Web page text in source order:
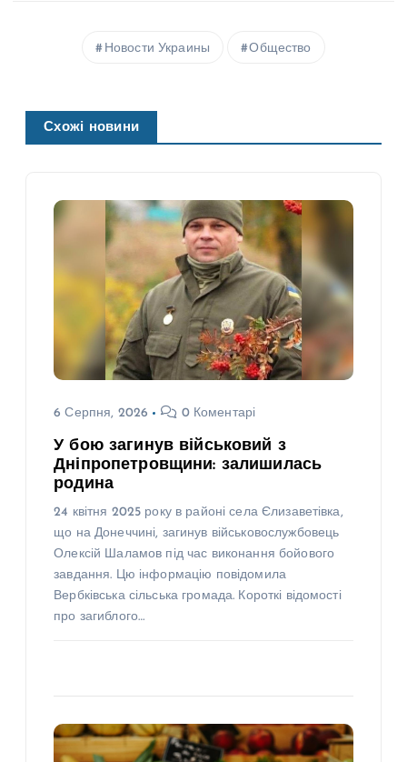
Новости Украины Общество
Схожі новини
6 Серпня, 2026 0 Коментарі
У бою загинув військовий з
Дніпропетровщини: залишилась
родина
24 квітня 2025 року в районі села Єлизаветівка,
що на Донеччині, загинув військовослужбовець
Олексій Шаламов під час виконання бойового
завдання. Цю інформацію повідомила
Вербківська сільська громада. Короткі відомості
про загиблого…